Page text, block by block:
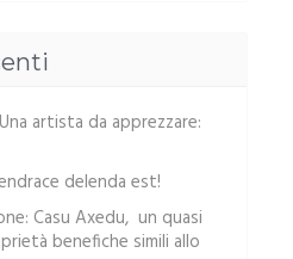
Una artista da apprezzare:
delenda est!
Casu Axedu, un quasi
benefiche simili allo